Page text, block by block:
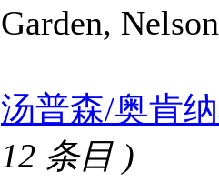
Garden,
汤普森/奥肯
12 条目 )